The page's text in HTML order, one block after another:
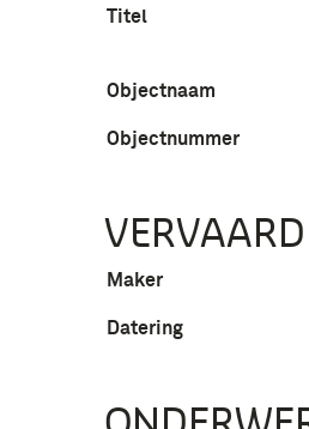
Titel
Objectnaam
Objectnummer
Maker
Datering